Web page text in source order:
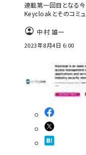
連載第一回目となる今
Keycloakとそのコミュ
中村 雄一
2023年8月4日 6:00